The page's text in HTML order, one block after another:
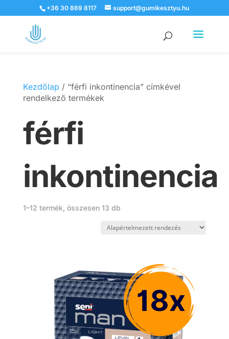
+36 30 869 8117 support@gumikesztyu.hu
Products
search
Kezdőlap / “férfi inkontinencia” címkével
rendelkező termékek
férfi
inkontinencia
1–12 termék, összesen 13 db